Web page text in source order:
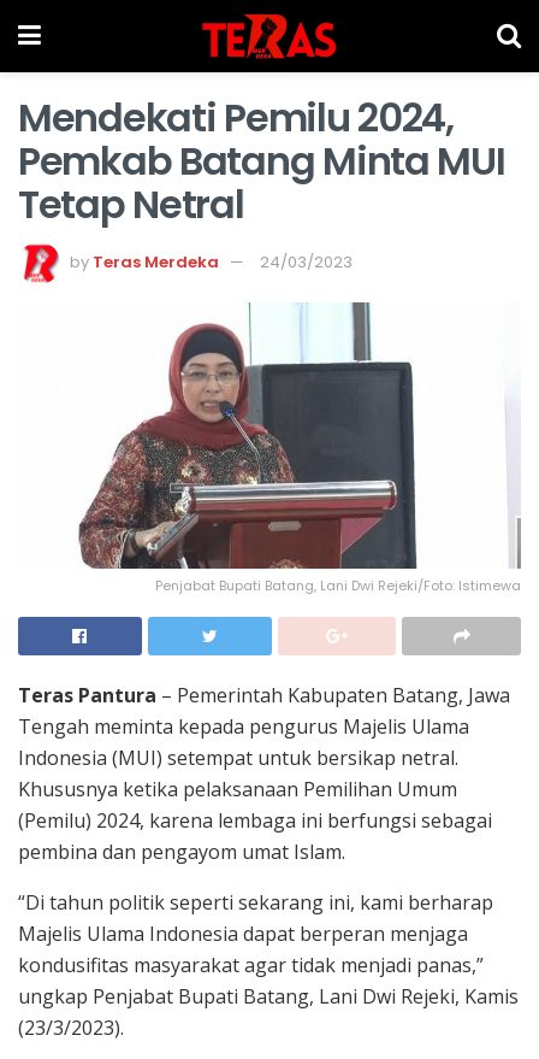
Mendekati Pemilu 2024,
Pemkab Batang Minta MUI
Tetap Netral
by Teras Merdeka 24/03/2023
Penjabat Bupati Batang, Lani Dwi Rejeki/Foto: Istimewa
Teras Pantura – Pemerintah Kabupaten Batang, Jawa
Tengah meminta kepada pengurus Majelis Ulama
Indonesia (MUI) setempat untuk bersikap netral.
Khususnya ketika pelaksanaan Pemilihan Umum
(Pemilu) 2024, karena lembaga ini berfungsi sebagai
pembina dan pengayom umat Islam.
“Di tahun politik seperti sekarang ini, kami berharap
Majelis Ulama Indonesia dapat berperan menjaga
kondusifitas masyarakat agar tidak menjadi panas,”
ungkap Penjabat Bupati Batang, Lani Dwi Rejeki, Kamis
(23/3/2023).